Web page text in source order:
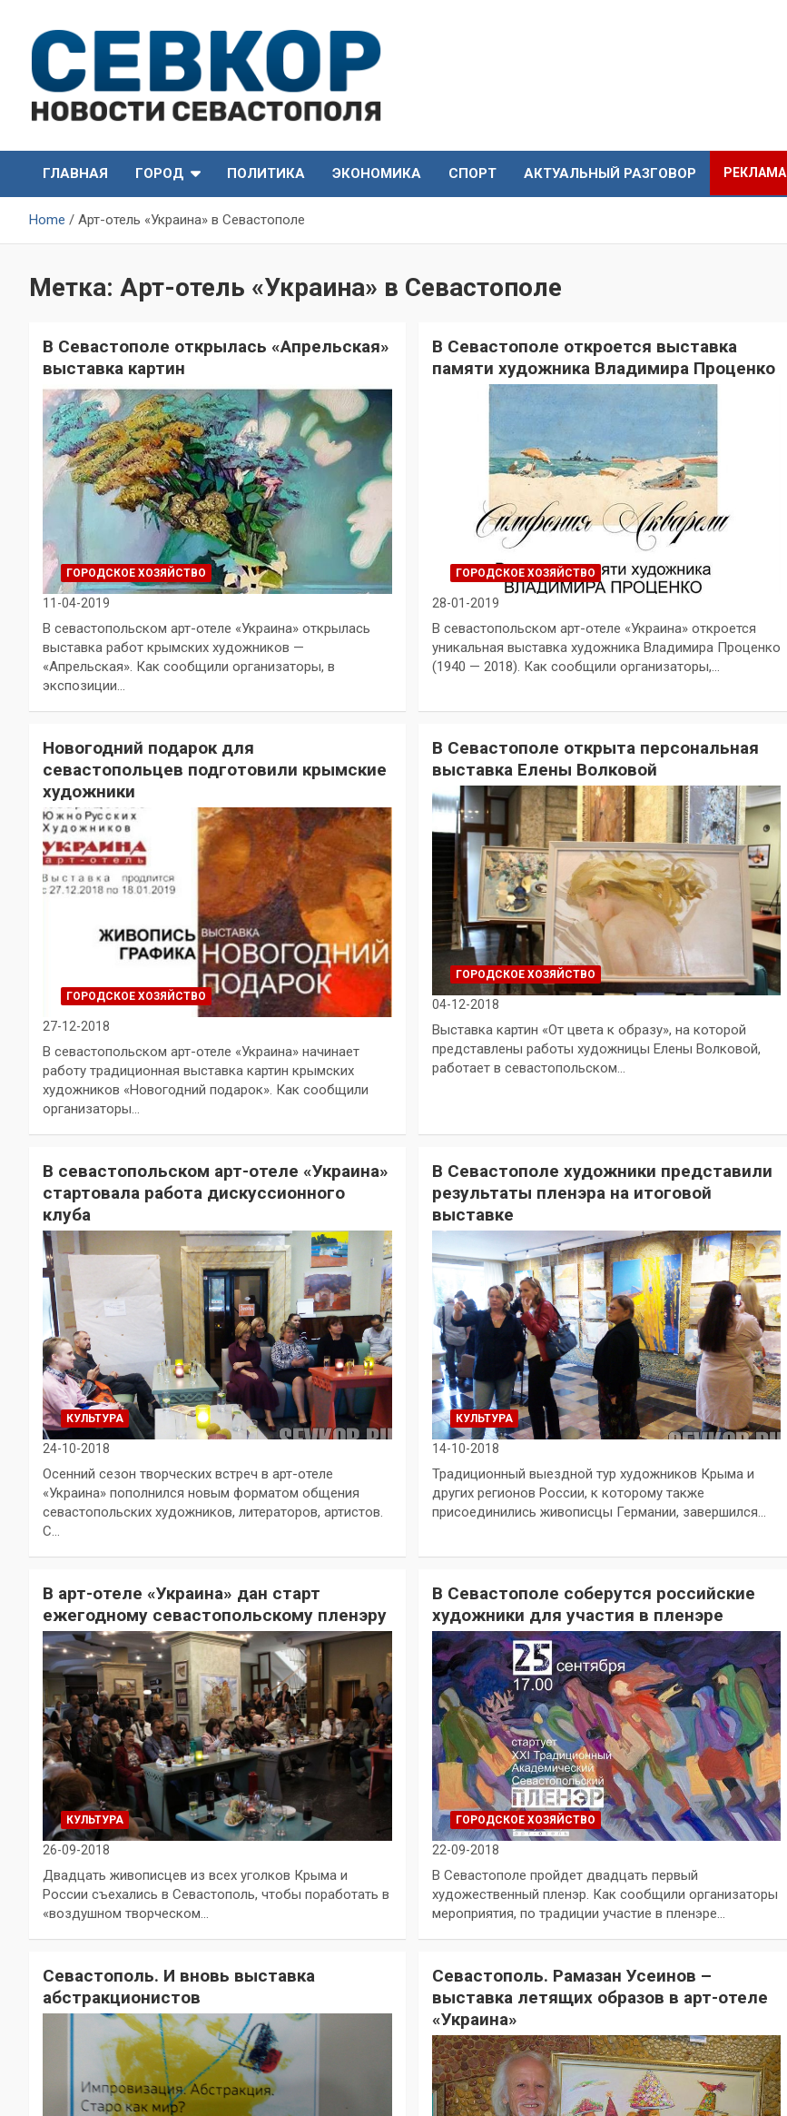
content
СевКор — Новости
Севастополя
Севастополя
ГЛАВНАЯ
ГОРОД ПОЛИТИКА ЭКОНОМИКА СПОРТ АКТУАЛЬНЫЙ РАЗГОВОР РЕКЛАМА
Home Арт-отель «Украина» в Севастополе
Метка: Арт-отель «Украина» в Севастополе
В Севастополе открылась «Апрельская»
выставка картин
ГОРОДСКОЕ ХОЗЯЙСТВО
11-04-2019
В севастопольском арт-отеле «Украина» открылась
выставка работ крымских художников —
«Апрельская». Как сообщили организаторы, в
экспозиции…
В Севастополе откроется выставка
памяти художника Владимира Проценко
ГОРОДСКОЕ ХОЗЯЙСТВО
28-01-2019
В севастопольском арт-отеле «Украина» откроется
уникальная выставка художника Владимира Проценко
(1940 — 2018). Как сообщили организаторы,…
Новогодний подарок для
севастопольцев подготовили крымские
художники
ГОРОДСКОЕ ХОЗЯЙСТВО
27-12-2018
В севастопольском арт-отеле «Украина» начинает
работу традиционная выставка картин крымских
художников «Новогодний подарок». Как сообщили
организаторы…
В Севастополе открыта персональная
выставка Елены Волковой
ГОРОДСКОЕ ХОЗЯЙСТВО
04-12-2018
Выставка картин «От цвета к образу», на которой
представлены работы художницы Елены Волковой,
работает в севастопольском…
В севастопольском арт-отеле «Украина»
стартовала работа дискуссионного
клуба
КУЛЬТУРА
24-10-2018
Осенний сезон творческих встреч в арт-отеле
«Украина» пополнился новым форматом общения
севастопольских художников, литераторов, артистов.
С…
В Севастополе художники представили
результаты пленэра на итоговой
выставке
КУЛЬТУРА
14-10-2018
Традиционный выездной тур художников Крыма и
других регионов России, к которому также
присоединились живописцы Германии, завершился…
В арт-отеле «Украина» дан старт
ежегодному севастопольскому пленэру
КУЛЬТУРА
26-09-2018
Двадцать живописцев из всех уголков Крыма и
России съехались в Севастополь, чтобы поработать в
«воздушном творческом…
В Севастополе соберутся российские
художники для участия в пленэре
ГОРОДСКОЕ ХОЗЯЙСТВО
22-09-2018
В Севастополе пройдет двадцать первый
художественный пленэр. Как сообщили организаторы
мероприятия, по традиции участие в пленэре…
Севастополь. И вновь выставка
абстракционистов
Севастополь. Рамазан Усеинов –
выставка летящих образов в арт-отеле
«Украина»